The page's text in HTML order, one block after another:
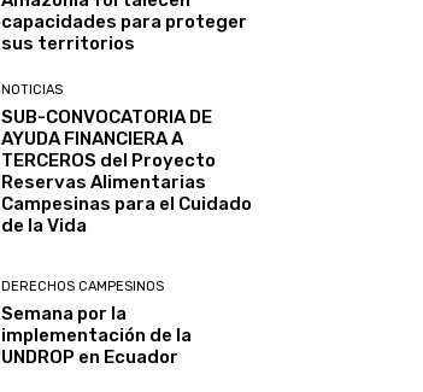
capacidades para proteger
sus territorios
NOTICIAS
SUB-CONVOCATORIA DE
AYUDA FINANCIERA A
TERCEROS del Proyecto
Reservas Alimentarias
Campesinas para el Cuidado
de la Vida
DERECHOS CAMPESINOS
Semana por la
implementación de la
UNDROP en Ecuador